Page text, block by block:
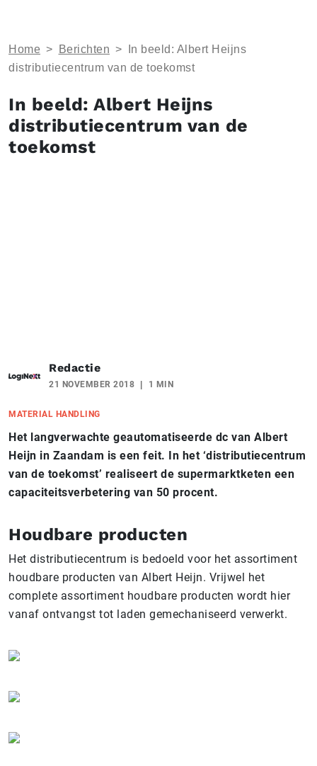
Home > Berichten >
In beeld: Albert Heijns
distributiecentrum van de toekomst
In beeld: Albert Heijns
distributiecentrum van de
toekomst
Redactie
21 NOVEMBER 2018 1 MIN
MATERIAL HANDLING
Het langverwachte geautomatiseerde dc van Albert
Heijn in Zaandam is een feit. In het ‘distributiecentrum
van de toekomst’ realiseert de supermarktketen een
capaciteitsverbetering van 50 procent.
Houdbare producten
Het distributiecentrum is bedoeld voor het assortiment
houdbare producten van Albert Heijn. Vrijwel het
complete assortiment houdbare producten wordt hier
vanaf ontvangst tot laden gemechaniseerd verwerkt.